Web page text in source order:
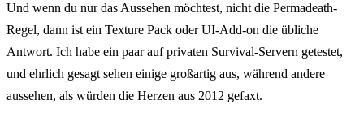
Und wenn du nur das Aussehen möchtest, nicht die Permadeath-
Regel, dann ist ein Texture Pack oder UI-Add-on die übliche
Antwort. Ich habe ein paar auf privaten Survival-Servern getestet,
und ehrlich gesagt sehen einige großartig aus, während andere
aussehen, als würden die Herzen aus 2012 gefaxt.